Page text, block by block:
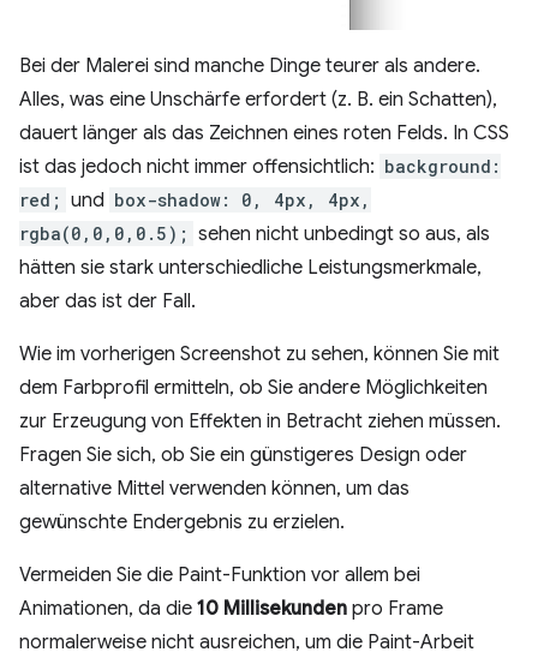
Bei der Malerei sind manche Dinge teurer als andere.
Alles, was eine Unschärfe erfordert (z. B. ein Schatten),
dauert länger als das Zeichnen eines roten Felds. In CSS
ist das jedoch nicht immer offensichtlich: background:
red; und box-shadow: 0, 4px, 4px,
rgba(0,0,0,0.5); sehen nicht unbedingt so aus, als
hätten sie stark unterschiedliche Leistungsmerkmale,
aber das ist der Fall.
Wie im vorherigen Screenshot zu sehen, können Sie mit
dem Farbprofil ermitteln, ob Sie andere Möglichkeiten
zur Erzeugung von Effekten in Betracht ziehen müssen.
Fragen Sie sich, ob Sie ein günstigeres Design oder
alternative Mittel verwenden können, um das
gewünschte Endergebnis zu erzielen.
Vermeiden Sie die Paint-Funktion vor allem bei
Animationen, da die 10 Millisekunden pro Frame
normalerweise nicht ausreichen, um die Paint-Arbeit